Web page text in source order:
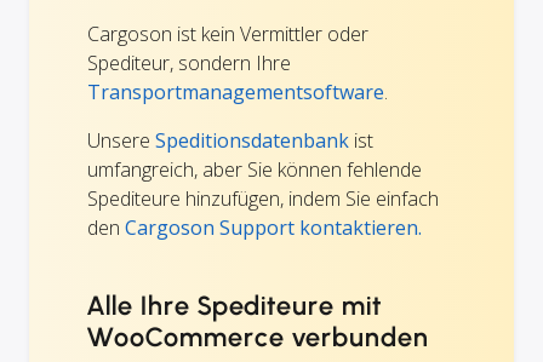
Cargoson ist kein Vermittler oder
Spediteur, sondern Ihre
Transportmanagementsoftware.
Unsere Speditionsdatenbank ist
umfangreich, aber Sie können fehlende
Spediteure hinzufügen, indem Sie einfach
den Cargoson Support kontaktieren.
Alle Ihre Spediteure mit
WooCommerce verbunden